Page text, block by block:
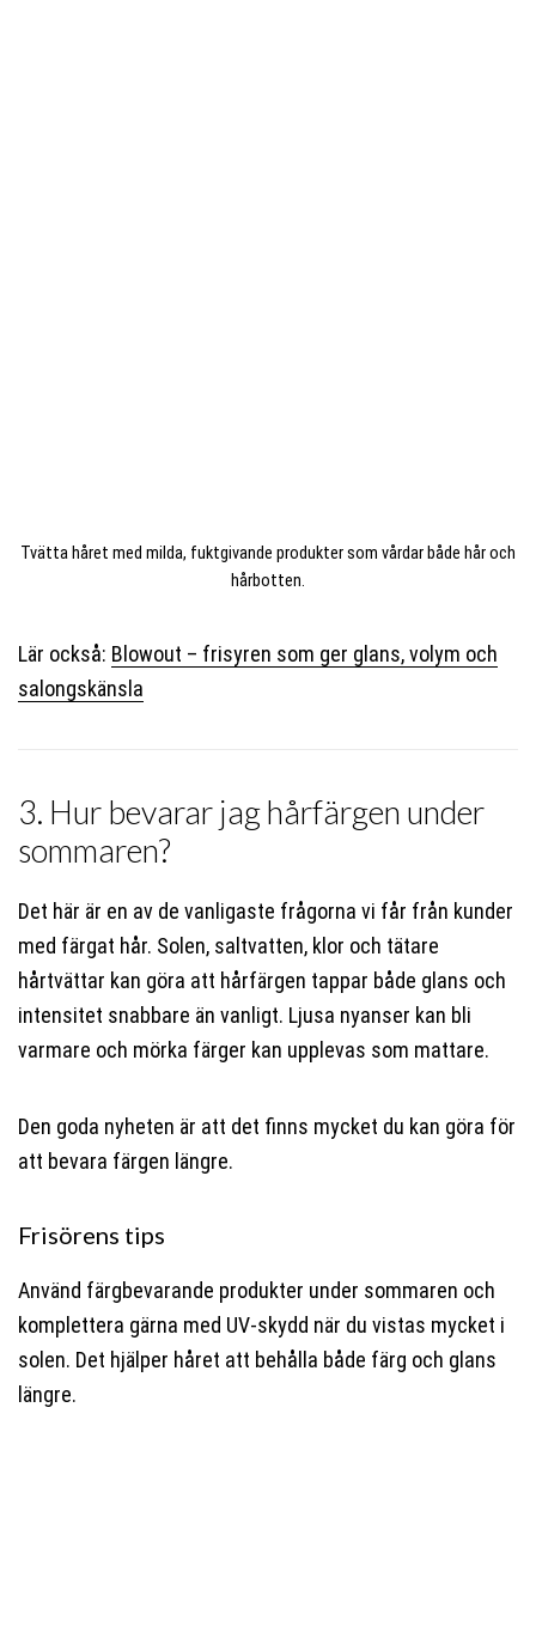
Tvätta håret med milda, fuktgivande produkter som vårdar både hår och
hårbotten.
Lär också: Blowout – frisyren som ger glans, volym och
salongskänsla
3. Hur bevarar jag hårfärgen under
sommaren?
Det här är en av de vanligaste frågorna vi får från kunder
med färgat hår. Solen, saltvatten, klor och tätare
hårtvättar kan göra att hårfärgen tappar både glans och
intensitet snabbare än vanligt. Ljusa nyanser kan bli
varmare och mörka färger kan upplevas som mattare.
Den goda nyheten är att det finns mycket du kan göra för
att bevara färgen längre.
Frisörens tips
Använd färgbevarande produkter under sommaren och
komplettera gärna med UV-skydd när du vistas mycket i
solen. Det hjälper håret att behålla både färg och glans
längre.